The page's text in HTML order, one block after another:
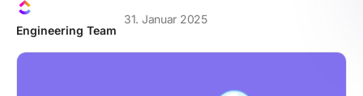
Engineering Team
31. Januar 2025